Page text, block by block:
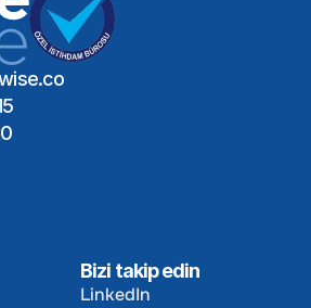
Planlayın
Bizi takip edin
LinkedIn